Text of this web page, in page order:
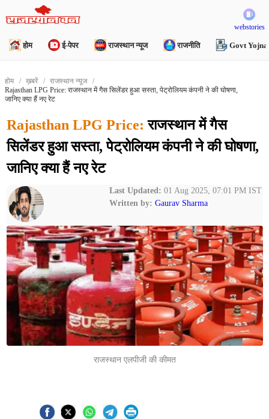
webstories
होम ई-पेपर राजस्थान न्यूज राजनीति Govt Yojna
होम ख़बरें
राजस्थान न्यूज
Rajasthan LPG Price: राजस्थान में गैस सिलेंडर हुआ सस्ता, पेट्रोलियम कंपनी ने की घोषणा,
जानिए क्या हैं नए रेट
Rajasthan LPG Price: राजस्थान में गैस
सिलेंडर हुआ सस्ता, पेट्रोलियम कंपनी ने की घोषणा,
जानिए क्या हैं नए रेट
Last Updated: 01 Aug 2025, 07:01 PM IST
Written by: Gaurav Sharma
राजस्थान एलपीजी की कीमत